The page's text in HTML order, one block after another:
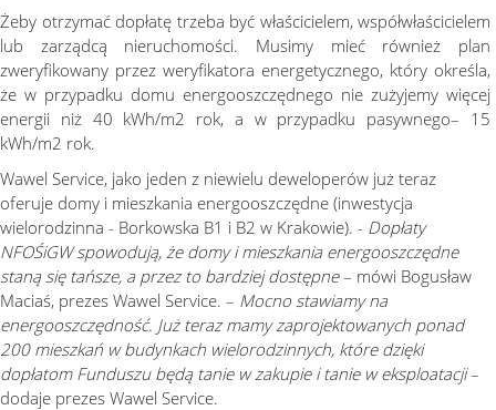
Żeby otrzymać dopłatę trzeba być właścicielem, współwłaścicielem
lub zarządcą nieruchomości. Musimy mieć również plan
zweryfikowany przez weryfikatora energetycznego, który określa,
że w przypadku domu energooszczędnego nie zużyjemy więcej
energii niż 40 kWh/m2 rok, a w przypadku pasywnego– 15
kWh/m2 rok.
Wawel Service, jako jeden z niewielu deweloperów już teraz
oferuje domy i mieszkania energooszczędne (inwestycja
wielorodzinna - Borkowska B1 i B2 w Krakowie). - Dopłaty
NFOŚiGW spowodują, że domy i mieszkania energooszczędne
staną się tańsze, a przez to bardziej dostępne– mówi Bogusław
Maciaś, prezes Wawel Service. – Mocno stawiamy na
energooszczędność. Już teraz mamy zaprojektowanych ponad
200 mieszkań w budynkach wielorodzinnych, które dzięki
dopłatom Funduszu będą tanie w zakupie i tanie w eksploatacji–
dodaje prezes Wawel Service.